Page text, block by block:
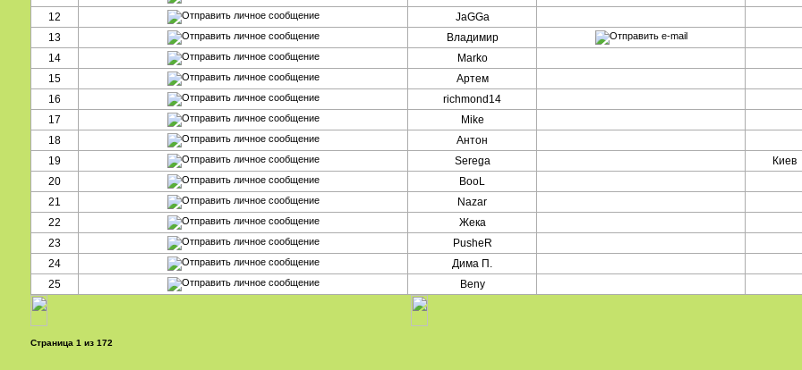
12
JaGGa
13
Владимир
14
Marko
15
Артем
16
richmond14
17
Mike
18
Антон
19
Serega
Киев
20
BooL
21
Nazar
22
Жека
23
PusheR
24
Дима П.
25
Beny
Страница 1 из 172